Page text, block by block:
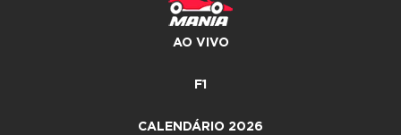
AO VIVO
F1
CALENDÁRIO 2026